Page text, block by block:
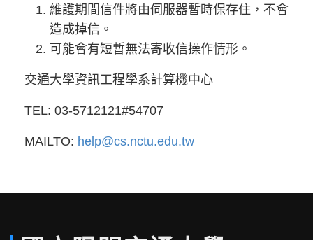
維護期間信件將由伺服器暫時保存住，不會
造成掉信。
可能會有短暫無法寄收信操作情形。
交通大學資訊工程學系計算機中心
TEL: 03-5712121#54707
MAILTO: help@cs.nctu.edu.tw